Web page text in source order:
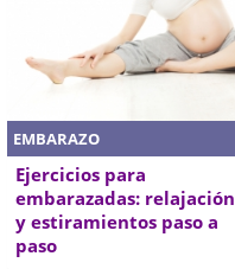
EMBARAZO
Ejercicios para
embarazadas: relajación
y estiramientos paso a
paso